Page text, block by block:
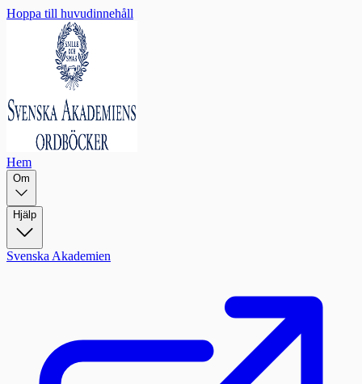
Hoppa till huvudinnehåll
Hem
Om
Hjälp
Svenska Akademien